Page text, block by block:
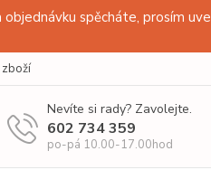
spěcháte, prosím
Nevíte si rady? Zavolejte.
602 734 359
po-pá 10.00-17.00hod